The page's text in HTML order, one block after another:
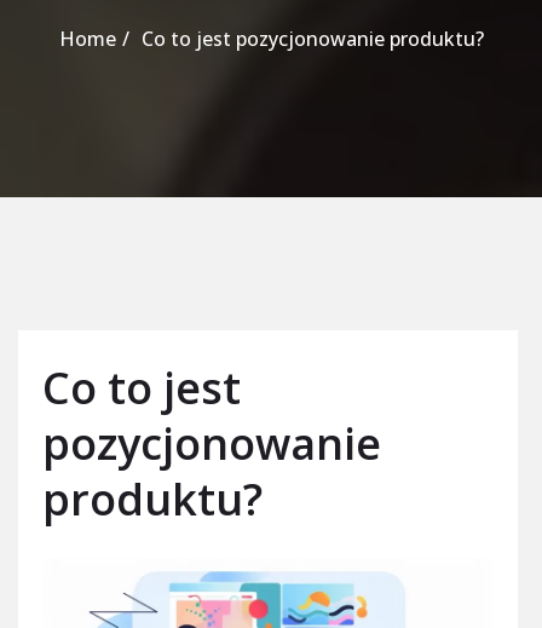
Home Co to jest pozycjonowanie produktu?
Co to jest
pozycjonowanie
produktu?